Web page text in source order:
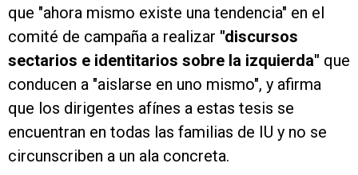
que "ahora mismo existe una tendencia" en el
comité de campaña a realizar "discursos
sectarios e identitarios sobre la izquierda" que
conducen a "aislarse en uno mismo", y afirma
que los dirigentes afínes a estas tesis se
encuentran en todas las familias de IU y no se
circunscriben a un ala concreta.